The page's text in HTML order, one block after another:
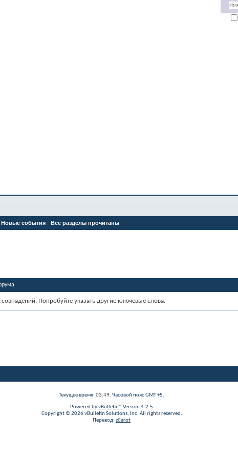
Новые события Все разделы прочитаны
совпадений. Попробуйте указать другие ключевые слова.
Текущее время: 03:49. Часовой пояс GMT +5.
Powered byvBulletin® Version 4.2.5
Copyright © 2026 vBulletin Solutions, Inc. All rights reserved.
Перевод: zCarot